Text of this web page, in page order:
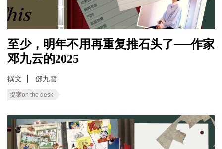
至少，明年不用再重复推石头了──作家
邓九云的2025
撰文 鄧九雲
提案on the desk